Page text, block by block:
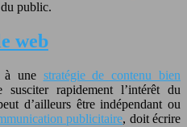
public.
web
à une stratégie de contenu bien
rapidement l’intérêt du
d’ailleurs être indépendant ou
publicitaire, doit écrire